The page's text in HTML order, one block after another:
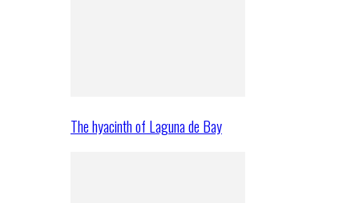
The hyacinth of Laguna de Bay